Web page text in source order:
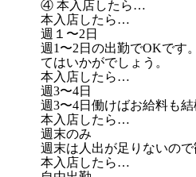
④ 本入店したら…
本入店したら…
週１〜2日
週1〜2日の出勤でOKです
てはいかがでしょう。
本入店したら…
週3〜4日
週3〜4日働けばお給料も結
本入店したら…
週末のみ
週末は人出が足りないので
本入店したら…